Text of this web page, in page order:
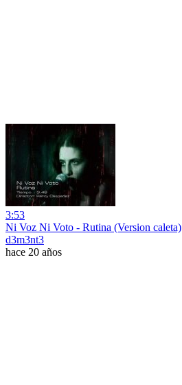
3:53
Ni Voz Ni Voto - Rutina (Version caleta)
d3m3nt3
hace 20 años